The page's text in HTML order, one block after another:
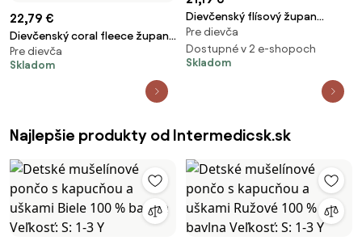
22,79 €
Dievčenský coral fleece župan
s kapucňou Lilo &amp; Stitch -
Angel, 98 / 104
Pre dievča
Skladom
Dievčenský flísový župan
Kuromi s kapucňou, 98 / 104
Pre dievča
Dostupné v 2 e-shopoch
Skladom
Najlepšie produkty od Intermedicsk.sk